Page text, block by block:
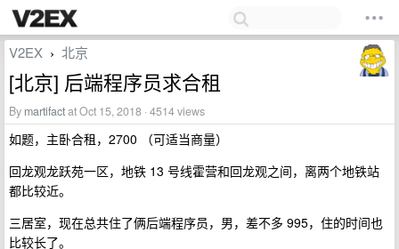
V2EX › 北京
[北京] 后端程序员求合租
By martifactat Oct 15, 2018 · 4514 views
如题，主卧合租，2700 （可适当商量）
回龙观龙跃苑一区，地铁 13 号线霍营和回龙观之间，离两个地铁站
都比较近。
三居室，现在总共住了俩后端程序员，男，差不多 995，住的时间也
比较长了。